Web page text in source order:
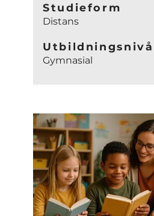
Studieform
Distans
Utbildningsnivå
Gymnasial